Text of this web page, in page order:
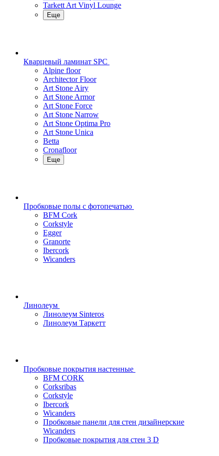
Tarkett Art Vinyl Lounge
Еще
Кварцевый ламинат SPC
Alpine floor
Architector Floor
Art Stone Airy
Art Stone Armor
Art Stone Force
Art Stone Narrow
Art Stone Optima Pro
Art Stone Unica
Betta
Cronafloor
Еще
Пробковые полы с фотопечатью
BFM Cork
Corkstyle
Egger
Granorte
Ibercork
Wicanders
Линолеум
Линолеум Sinteros
Линолеум Таркетт
Пробковые покрытия настенные
BFM CORK
Corksribas
Corkstyle
Ibercork
Wicanders
Пробковые панели для стен дизайнерские
Wicanders
Пробковые покрытия для стен 3 D